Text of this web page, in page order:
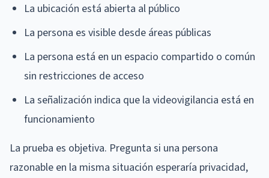
La ubicación está abierta al público
La persona es visible desde áreas públicas
La persona está en un espacio compartido o común
sin restricciones de acceso
La señalización indica que la videovigilancia está en
funcionamiento
La prueba es objetiva. Pregunta si una persona
razonable en la misma situación esperaría privacidad,